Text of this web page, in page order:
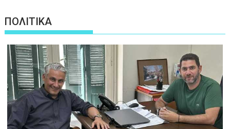
ΠΟΛΙΤΙΚΑ